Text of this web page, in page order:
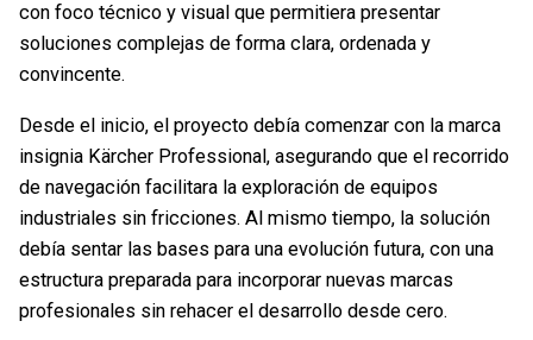
con foco técnico y visual que permitiera presentar
soluciones complejas de forma clara, ordenada y
convincente.
Desde el inicio, el proyecto debía comenzar con la marca
insignia Kärcher Professional, asegurando que el recorrido
de navegación facilitara la exploración de equipos
industriales sin fricciones. Al mismo tiempo, la solución
debía sentar las bases para una evolución futura, con una
estructura preparada para incorporar nuevas marcas
profesionales sin rehacer el desarrollo desde cero.